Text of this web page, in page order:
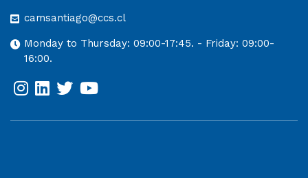
camsantiago@ccs.cl
Monday to Thursday: 09:00-17:45. - Friday: 09:00-
16:00.